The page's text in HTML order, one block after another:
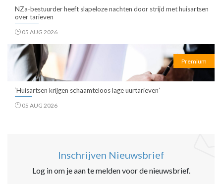
NZa-bestuurder heeft slapeloze nachten door strijd met huisartsen
over tarieven
05 AUG 2026
Premium
‘Huisartsen krijgen schaamteloos lage uurtarieven’
05 AUG 2026
Inschrijven Nieuwsbrief
Log in om je aan te melden voor de nieuwsbrief.